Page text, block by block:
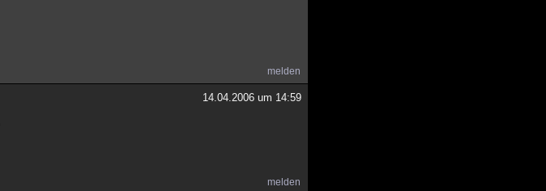
melden
14.04.2006 um 14:59
melden